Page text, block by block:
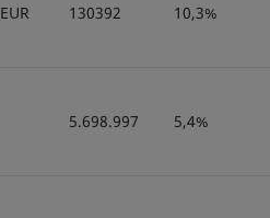
130392 10,3%
5.698.997 5,4%